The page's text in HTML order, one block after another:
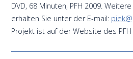
DVD, 68 Minuten, PFH 2009.
erhalten Sie unter der E-mail:
Projekt ist auf der Website des